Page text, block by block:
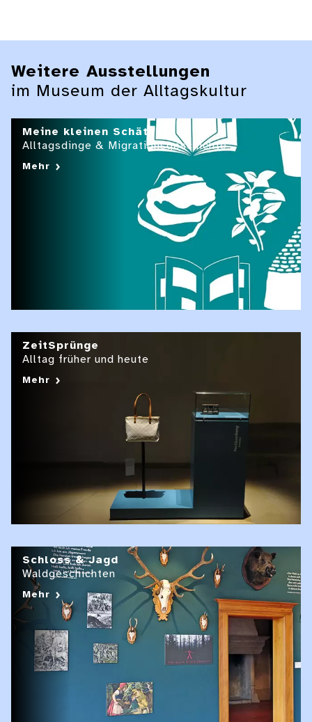
Weitere Ausstellungen
im Museum der Alltagskultur
Meine kleinen Schätze
Alltagsdinge & Migrationsgeschichte
Mehr
ZeitSprünge
Alltag früher und heute
Mehr
Schloss & Jagd
Waldgeschichten
Mehr